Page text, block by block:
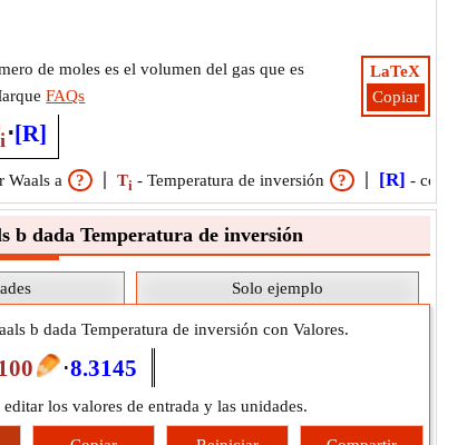
LaTeX
Copiar
de moles es el volumen del gas que es
FAQs
i⋅[R]
Waals a ? Ti - Temperatura de inversión ? [R] -
b dada Temperatura de inversión
Solo ejemplo
b dada Temperatura de inversión con Valores.
⋅8.3145
los valores de entrada y las unidades.